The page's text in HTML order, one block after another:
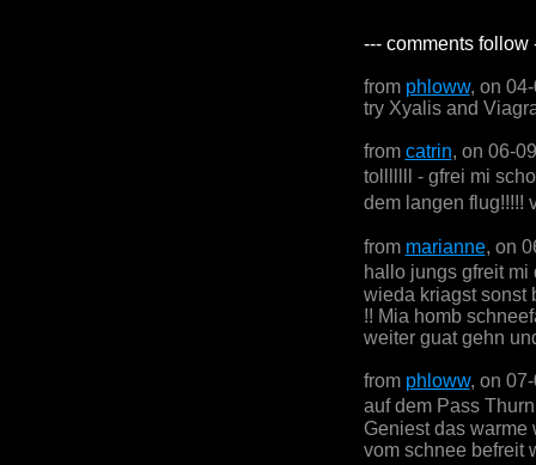
--- comments follow
from phloww, on
try Xyalis and
from catrin, on 06-
tolllllll - gfrei mi
dem langen
from marianne, on
hallo jungs gfreit
wieda kriagst sonst
!! Mia homb
weiter guat gehn
from phloww, on
auf dem Pass
Geniest das warme
vom schnee befreit